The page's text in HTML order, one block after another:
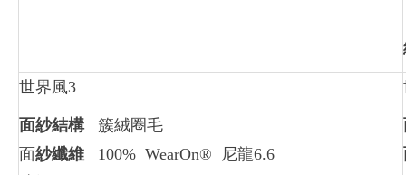
世界風3
面紗結構簇絨圈毛
面紗纖維 100% WearOn® 尼龍6.6